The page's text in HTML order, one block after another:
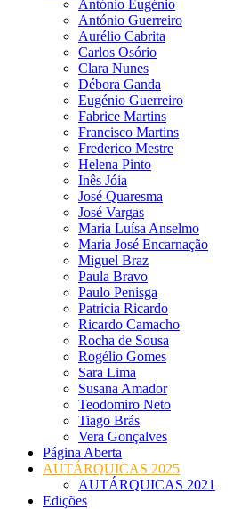
António Eugénio
António Guerreiro
Aurélio Cabrita
Carlos Osório
Clara Nunes
Débora Ganda
Eugénio Guerreiro
Fabrice Martins
Francisco Martins
Frederico Mestre
Helena Pinto
Inês Jóia
José Quaresma
José Vargas
Maria Luísa Anselmo
Maria José Encarnação
Miguel Braz
Paula Bravo
Paulo Penisga
Patricia Ricardo
Ricardo Camacho
Rocha de Sousa
Rogélio Gomes
Sara Lima
Susana Amador
Teodomiro Neto
Tiago Brás
Vera Gonçalves
Página Aberta
AUTÁRQUICAS 2025
AUTÁRQUICAS 2021
Edições